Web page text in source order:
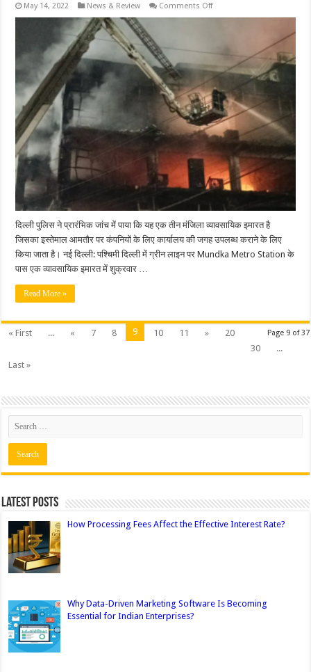
May 14, 2022 News & Review Comments Offon
dead
fire
breaks
out
in
west
Delhi
दिल्ली पुलिस ने प्रारंभिक जांच में पाया कि यह एक तीन मंजिला व्यावसायिक इमारत है
जिसका इस्तेमाल आमतौर पर कंपनियों के लिए कार्यालय की जगह उपलब्ध कराने के लिए
किया जाता है। नई दिल्ली: पश्चिमी दिल्ली में ग्रीन लाइन पर Mundka Metro Station के
पास एक व्यावसायिक इमारत में शुक्रवार …
Read More »
Page 9 of 37
« First ... « 7 8 9 10 11 »
20
30
...
Last »
Latest Posts
How Processing Fees Affect the Effective Interest Rate?
Why Data-Driven Marketing Software Is Becoming
Essential for Indian Enterprises?